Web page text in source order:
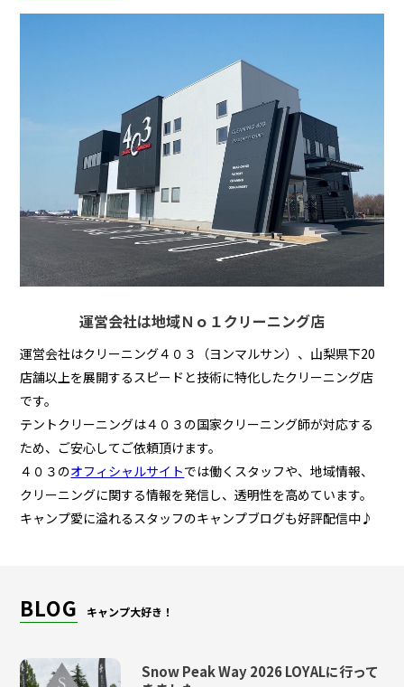
運営会社は地域Ｎｏ１クリーニング店
運営会社はクリーニング４０３（ヨンマルサン）、山梨県下20
店舗以上を展開するスピードと技術に特化したクリーニング店
です。
テントクリーニングは４０３の国家クリーニング師が対応する
ため、ご安心してご依頼頂けます。
４０３のオフィシャルサイトでは働くスタッフや、地域情報、
クリーニングに関する情報を発信し、透明性を高めています。
キャンプ愛に溢れるスタッフのキャンプブログも好評配信中♪
BLOG キャンプ大好き！
Snow Peak Way 2026 LOYALに行って